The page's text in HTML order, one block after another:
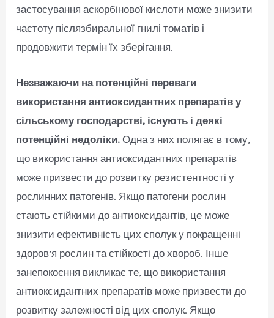
застосування аскорбінової кислоти може знизити
частоту післязбиральної гнилі томатів і
продовжити термін їх зберігання.
Незважаючи на потенційні переваги
використання антиоксидантних препаратів у
сільському господарстві, існують і деякі
потенційні недоліки.Одна з них полягає в тому,
що використання антиоксидантних препаратів
може призвести до розвитку резистентності у
рослинних патогенів. Якщо патогени рослин
стають стійкими до антиоксидантів, це може
знизити ефективність цих сполук у покращенні
здоров’я рослин та стійкості до хвороб. Інше
занепокоєння викликає те, що використання
антиоксидантних препаратів може призвести до
розвитку залежності від цих сполук. Якщо